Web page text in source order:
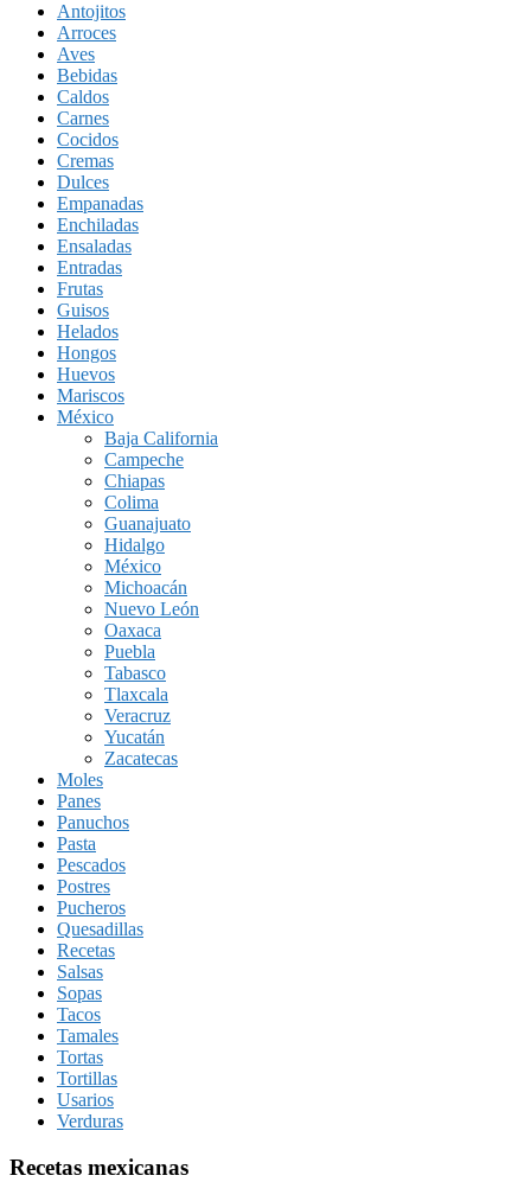
Antojitos
Arroces
Aves
Bebidas
Caldos
Carnes
Cocidos
Cremas
Dulces
Empanadas
Enchiladas
Ensaladas
Entradas
Frutas
Guisos
Helados
Hongos
Huevos
Mariscos
México
Baja California
Campeche
Chiapas
Colima
Guanajuato
Hidalgo
México
Michoacán
Nuevo León
Oaxaca
Puebla
Tabasco
Tlaxcala
Veracruz
Yucatán
Zacatecas
Moles
Panes
Panuchos
Pasta
Pescados
Postres
Pucheros
Quesadillas
Recetas
Salsas
Sopas
Tacos
Tamales
Tortas
Tortillas
Usarios
Verduras
Recetas mexicanas